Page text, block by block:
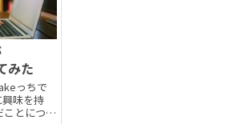
みた
っちで
味を持
ことについ